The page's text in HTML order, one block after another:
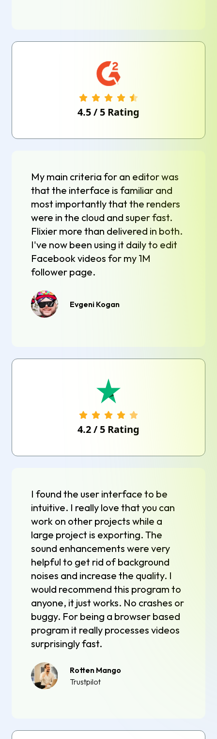
4.5/ 5 Rating
My main criteria for an editor was
that the interface is familiar and
most importantly that the renders
were in the cloud and super fast.
Flixier more than delivered in both.
I've now been using it daily to edit
Facebook videos for my 1M
follower page.
Evgeni Kogan
4.2/ 5 Rating
I found the user interface to be
intuitive. I really love that you can
work on other projects while a
large project is exporting. The
sound enhancements were very
helpful to get rid of background
noises and increase the quality. I
would recommend this program to
anyone, it just works. No crashes or
buggy. For being a browser based
program it really processes videos
surprisingly fast.
Rotten Mango
Trustpilot